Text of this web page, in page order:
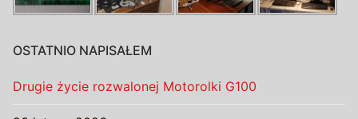
OSTATNIO NAPISAŁEM
Drugie życie rozwalonej Motorolki G100